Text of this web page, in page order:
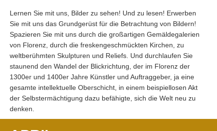
Lernen Sie mit uns, Bilder zu sehen! Und zu lesen! Erwerben
Sie mit uns das Grundgerüst für die Betrachtung von Bildern!
Spazieren Sie mit uns durch die großartigen Gemäldegalerien
von Florenz, durch die freskengeschmückten Kirchen, zu
weltberühmten Skulpturen und Reliefs. Und durchlaufen Sie
staunend den Wandel der Blickrichtung, der im Florenz der
1300er und 1400er Jahre Künstler und Auftraggeber, ja eine
gesamte intellektuelle Oberschicht, in einem beispiellosen Akt
der Selbstermächtigung dazu befähigte, sich die Welt neu zu
denken.